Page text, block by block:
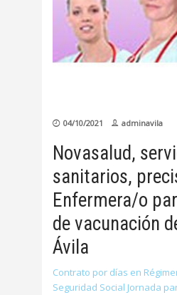
04/10/2021 adminavila
Novasalud,
sanitarios,
Enfermera/o
de vacunación
Ávila
Contrato por días en
Seguridad Social Jornada